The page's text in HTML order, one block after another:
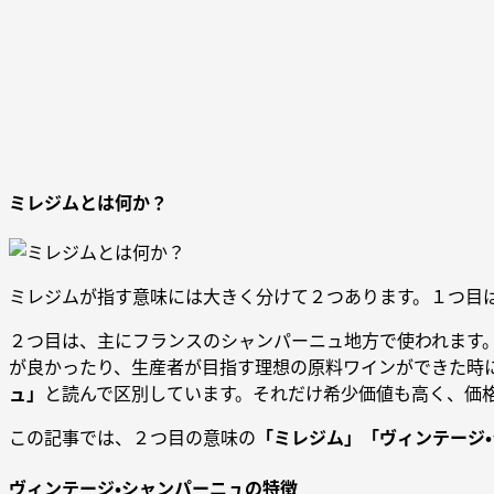
ミレジムとは何か？
ミレジムが指す意味には大きく分けて２つあります。１つ目
２つ目は、主にフランスのシャンパーニュ地方で使われま
が良かったり、生産者が目指す理想の原料ワインができた
ュ」 と読んで区別しています。それだけ希少価値も高く、
この記事では、２つ目の意味の 「ミレジム」「ヴィンテージ
ヴィンテージ・シャンパーニュの特徴